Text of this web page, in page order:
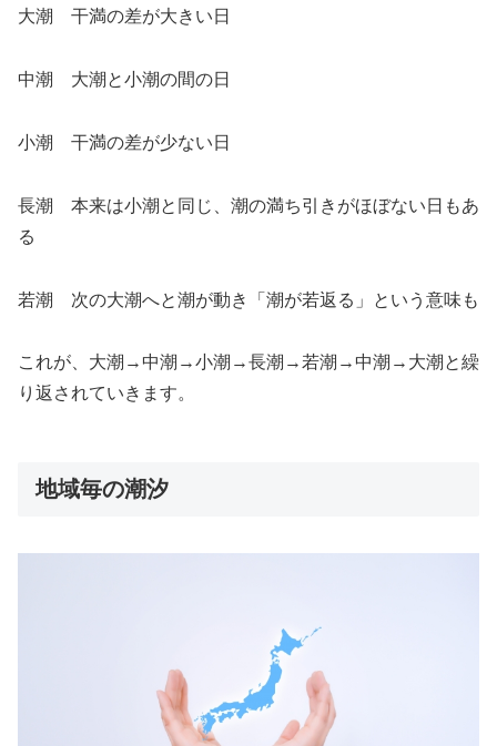
大潮 干満の差が大きい日
中潮 大潮と小潮の間の日
小潮 干満の差が少ない日
長潮 本来は小潮と同じ、潮の満ち引きがほぼない日もあ
る
若潮 次の大潮へと潮が動き「潮が若返る」という意味も
これが、大潮→中潮→小潮→長潮→若潮→中潮→大潮と繰
り返されていきます。
地域毎の潮汐